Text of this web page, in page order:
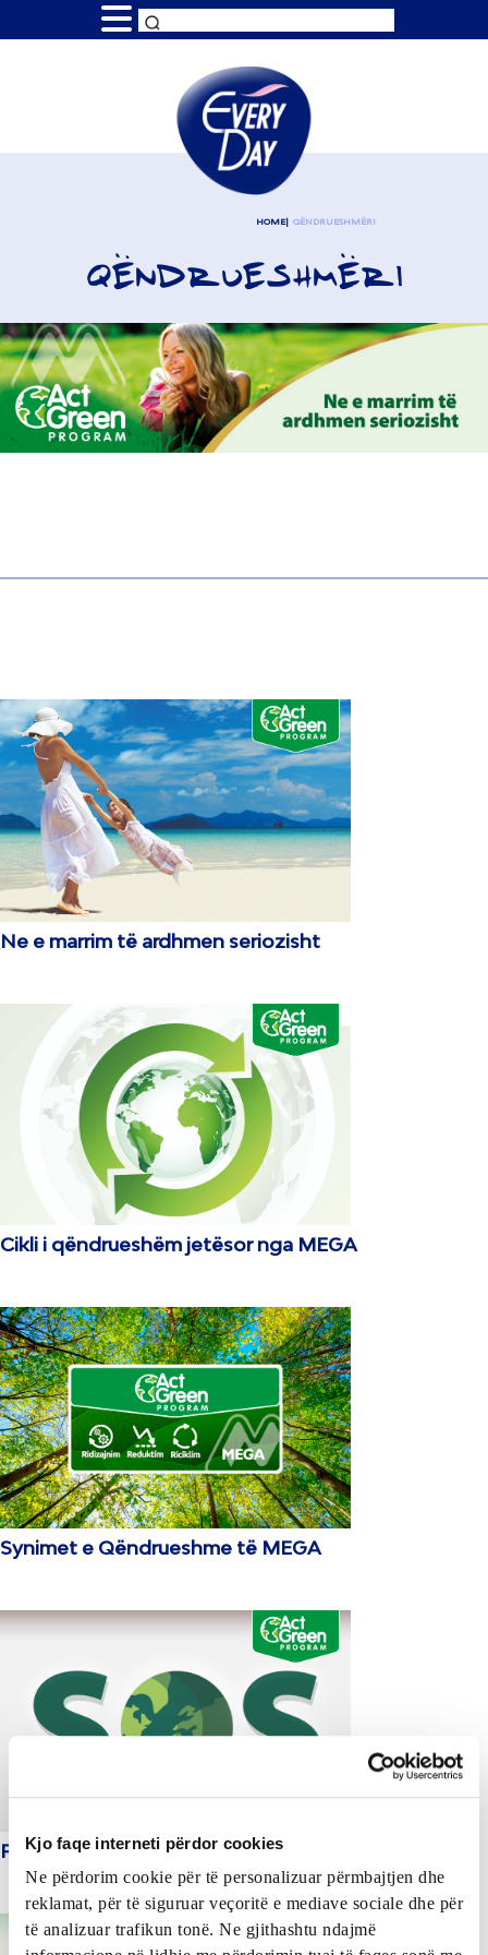
Kjo faqe interneti përdor cookies
Ne përdorim cookie për të personalizuar përmbajtjen dhe
reklamat, për të siguruar veçoritë e mediave sociale dhe për
të analizuar trafikun tonë. Ne gjithashtu ndajmë
HOME QËNDRUESHMËRI
QËNDRUESHMËRI
Ne e marrim të ardhmen seriozisht
Cikli i qëndrueshëm jetësor nga MEGA
Synimet e Qëndrueshme të MEGA
Planeti ynë po dërgon një S.O.S.